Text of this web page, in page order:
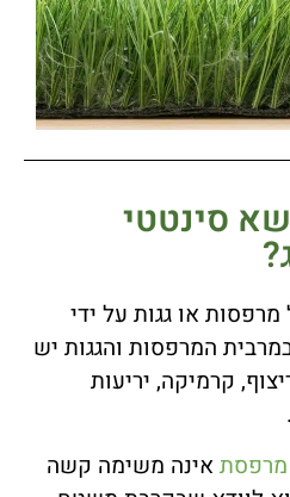
סינטטי
או גגות על ידי
המרפסות והגגות יש
קרמיקה, יריעות
מרפסת אינה משימה קשה